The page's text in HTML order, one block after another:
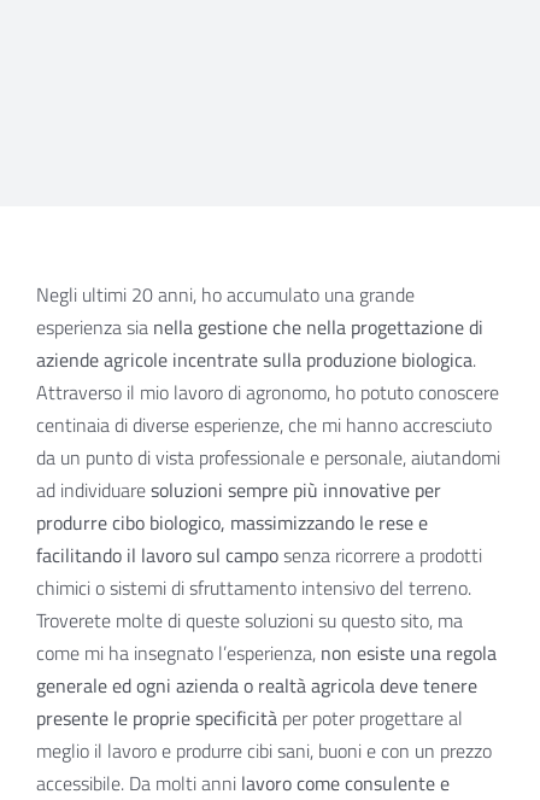
Negli ultimi 20 anni, ho accumulato una grande
esperienza sia nella gestione che nella progettazione di
aziende agricole incentrate sulla produzione biologica.
Attraverso il mio lavoro di agronomo, ho potuto conoscere
centinaia di diverse esperienze, che mi hanno accresciuto
da un punto di vista professionale e personale, aiutandomi
ad individuaresoluzioni sempre più innovative per
produrre cibo biologico, massimizzando le rese e
facilitando il lavoro sul camposenza ricorrere a prodotti
chimici o sistemi di sfruttamento intensivo del terreno.
Troverete molte di queste soluzioni su questo sito, ma
come mi ha insegnato l’esperienza, non esiste una regola
generale ed ogni azienda o realtà agricola deve tenere
presente le proprie specificità per poter progettare al
meglio il lavoro e produrre cibi sani, buoni e con un prezzo
accessibile. Da molti anni lavoro come consulente e